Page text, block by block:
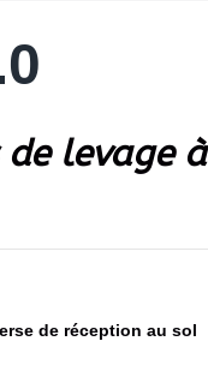
de levage à
de réception au sol